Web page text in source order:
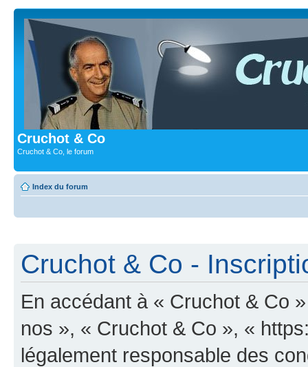
Cruchot & Co
Cruchot & Co, le forum
Index du forum
Cruchot & Co -
En accédant à « Cruchot & Co
nos », « Cruchot & Co », «
légalement responsable des